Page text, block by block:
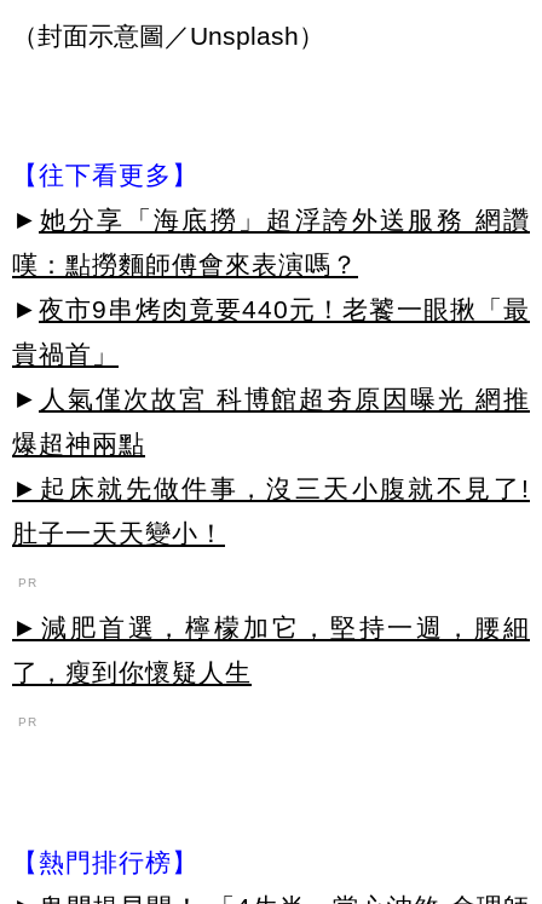
（封面示意圖／Unsplash）
【往下看更多】
► 她分享「海底撈」超浮誇外送服務 網讚
嘆：點撈麵師傅會來表演嗎？
► 夜市9串烤肉竟要440元！老饕一眼揪「最
貴禍首」
► 人氣僅次故宮 科博館超夯原因曝光 網推
爆超神兩點
►起床就先做件事，沒三天小腹就不見了!
肚子一天天變小！
PR
►減肥首選，檸檬加它，堅持一週，腰細
了，瘦到你懷疑人生
PR
【熱門排行榜】